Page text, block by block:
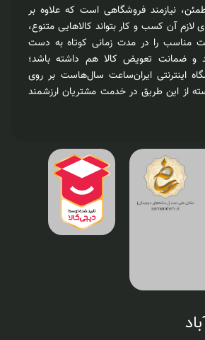
نیازمند فروشگاهی است که علاوه بر
آن کسب و کار بتواند کالاهایی متنوع،
مناسب را در مدت زمانی کوتاه به دست
و ضمانت تعویض کالا هم داشته باشد؛
اینترنتی ایران‌ساعت سال‌هاست بر روی
از این طریق در خدمت مشتریان ارزشمند